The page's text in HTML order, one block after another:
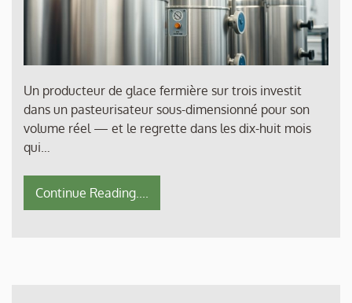
Un producteur de glace fermière sur trois investit
dans un pasteurisateur sous-dimensionné pour son
volume réel — et le regrette dans les dix-huit mois
qui…
Continue Reading....